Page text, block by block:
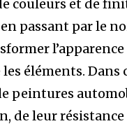
couleurs et de
en passant par le
éléments. Dans
peintures
de leur